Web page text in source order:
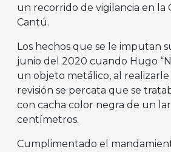
un recorrido de vigilancia en la
Cantú.
Los hechos que se le imputan
junio del 2020 cuando Hugo
un objeto metálico, al
revisión se percata que se
con cacha color negra de un
centímetros.
Cumplimentado el